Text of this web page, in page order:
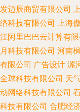
发迈辰商贸有限公司
络科技有限公司 上海
江阿里巴巴云计算有限
月科技有限公司 河南
有限公司 广告设计 漯
全球科技有限公司 天
动网络科技有限公司
科技有限公司 合肥经